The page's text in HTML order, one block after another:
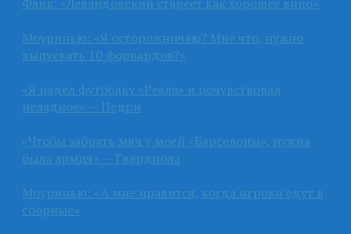
Моуринью: «Я осторожничаю? Мне что, нужно
выпускать 10 форвардов?»
«Я надел футболку «Реала» и почувствовал
неладное» — Педри
«Чтобы забрать мяч у моей «Барселоны», нужна
была армия» — Гвардиола
Моуринью: «А мне нравится, когда игроки едут в
сборные»